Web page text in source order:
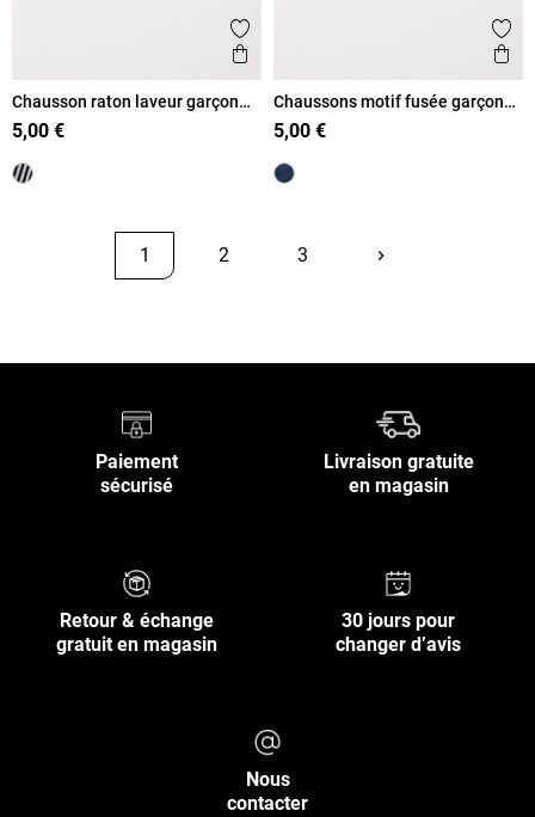
Ajouter aux favoris
Aperçu rapide
Chausson raton laveur garçon
(31-35)
5,00 €
Chaussons motif fusée garçon
(31-35)
5,00 €
1 2 3 keyboard_arrow_rightSuivant
Paiement
sécurisé
Livraison gratuite
en magasin
Retour & échange
gratuit en magasin
30 jours pour
changer d’avis
Nous
contacter